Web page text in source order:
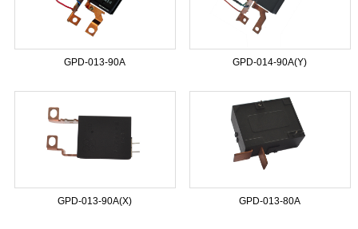
GPD-013-90A GPD-014-90A(Y)
GPD-013-90A(X) GPD-013-80A